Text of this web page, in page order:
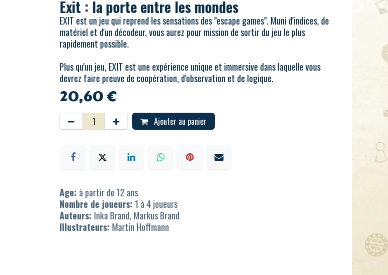
Exit : la porte entre les mondes
EXIT est un jeu qui reprend les sensations des "escape games". Muni d'indices, de
matériel et d'un décodeur, vous aurez pour mission de sortir du jeu le plus
rapidement possible.
Plus qu'un jeu, EXIT est une expérience unique et immersive dans laquelle vous
devrez faire preuve de coopération, d'observation et de logique.
20,60€
Ajouter au panier
Age: à partir de 12 ans
Nombre de joueurs: 1 à 4 joueurs
Auteurs: Inka Brand, Markus Brand
Illustrateurs: Martin Hoffmann